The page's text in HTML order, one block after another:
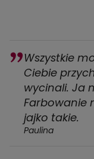
Wszystkie
Ciebie
wycinali. Ja
Farbowanie
jajko takie.
Paulina